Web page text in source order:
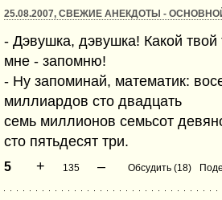
25.08.2007, СВЕЖИЕ АНЕКДОТЫ -
- Дэвушка, дэвушка! Какой
мне - запомню!
- Ну запоминай, математик:
миллиардов сто двадцать
семь миллионов семьсот
сто пятьдесят три.
5 + 135 – Обсудить (18)